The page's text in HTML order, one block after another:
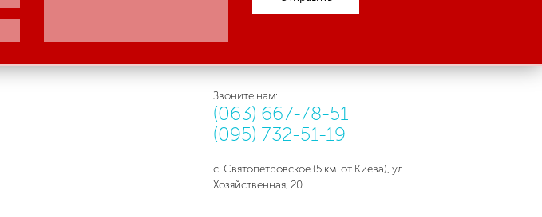
Звоните нам:
(063) 667-78-51
(095) 732-51-19
с. Святопетровское (5 км. от Киева), ул.
Хозяйственная, 20